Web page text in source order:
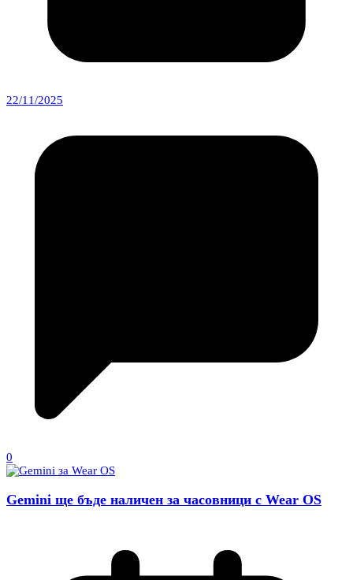
22/11/2025
0
Gemini ще бъде наличен за часовници с Wear OS